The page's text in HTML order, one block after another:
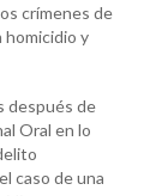
crímenes de
homicidio y
después de
Oral en lo
caso de una